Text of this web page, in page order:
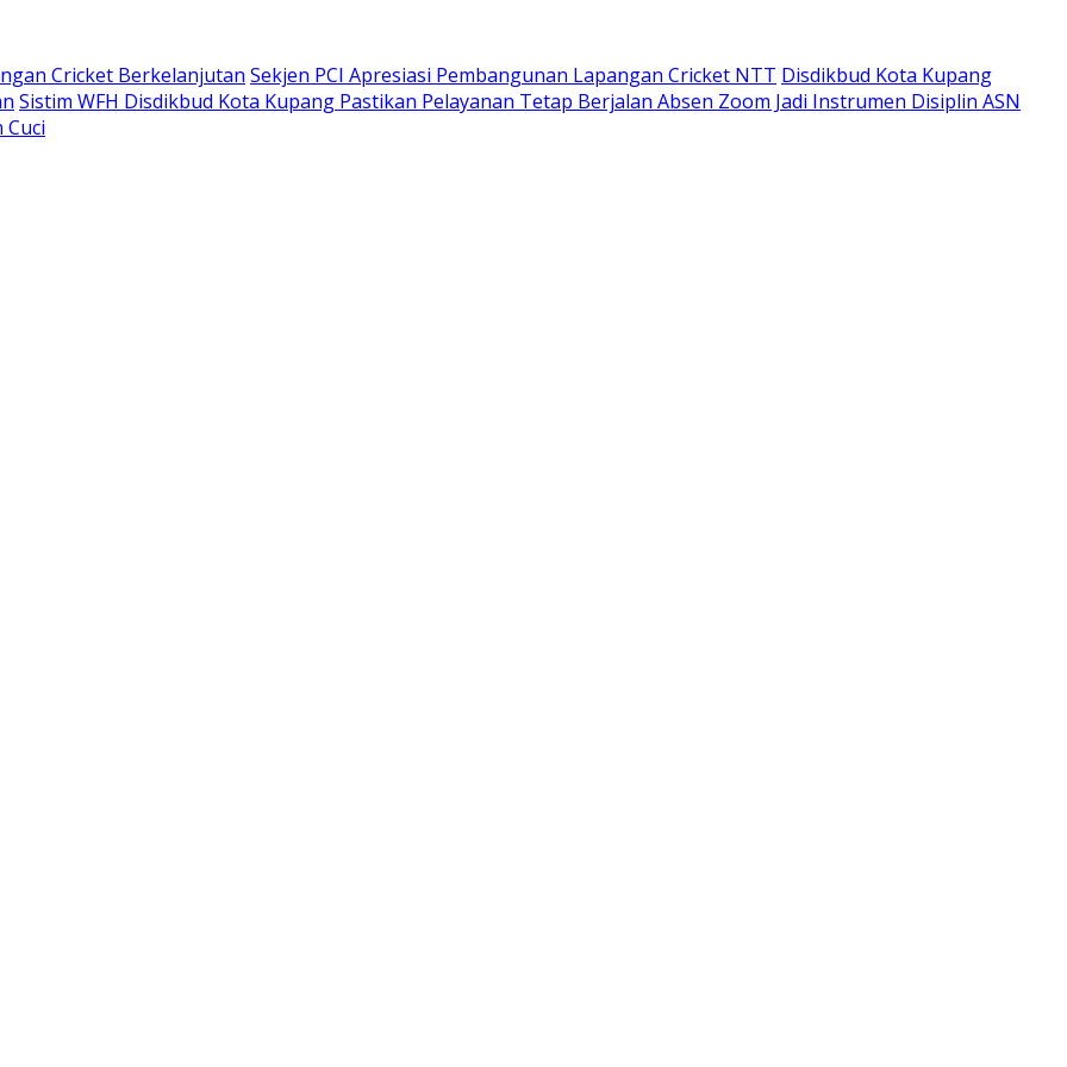
Cricket Berkelanjutan Sekjen PCI Apresiasi Pembangunan Lapangan Cricket NTT Disdikbud Kota Kupang
Sistim WFH Disdikbud Kota Kupang Pastikan Pelayanan Tetap Berjalan Absen Zoom Jadi Instrumen Disiplin ASN